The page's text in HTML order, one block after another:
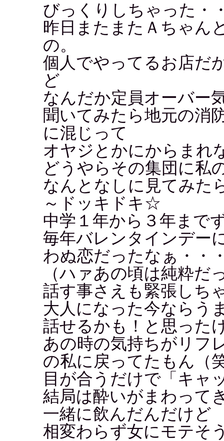
びっくりしちゃった・
昨日またまたＡちゃん
の。
個人でやってるお店だ
ど
なんだか定員オーバー
聞いてみたら地元の消
に混じって
オヤジとかにからまれ
どうやらその集団に私
なんとなしに見てみた
～ドッキドキ☆
中学１年から３年まで
毎年バレンタインデー
わぬ恋だったなぁ・・
（ハァあの頃は純粋だ
話す事さえも緊張しち
大人になった今ならう
話せるかも！と思った
あの時の気持ちがリフ
の私に戻ってたもん（
目が合うだけで「キャ
結局は酔いがまわって
一緒に飲んだんだけど
相変わらず女にモテそ